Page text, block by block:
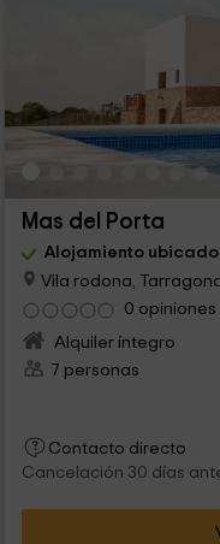
Mas del Porta
Alojamiento
Vila rodona,
0 opiniones
Alquiler íntegro
7 personas
Contacto directo
Cancelación 30 días